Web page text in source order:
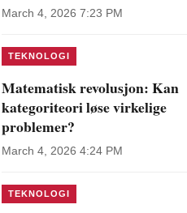
March 4, 2026 7:23 PM
TEKNOLOGI
Matematisk revolusjon: Kan
kategoriteori løse virkelige
problemer?
March 4, 2026 4:24 PM
TEKNOLOGI